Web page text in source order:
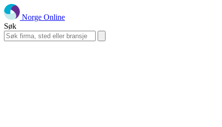
Norge Online
Søk